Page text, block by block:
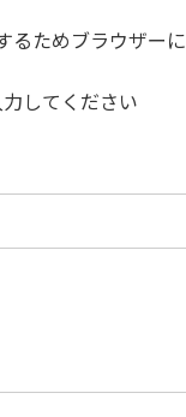
るためブラウザー
してください